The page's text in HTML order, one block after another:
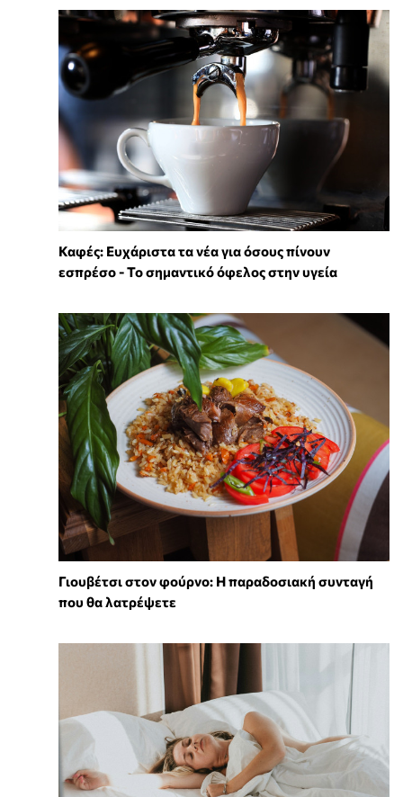
Καφές: Ευχάριστα τα νέα για όσους πίνουν
εσπρέσο - Το σημαντικό όφελος στην υγεία
Γιουβέτσι στον φούρνο: Η παραδοσιακή συνταγή
που θα λατρέψετε